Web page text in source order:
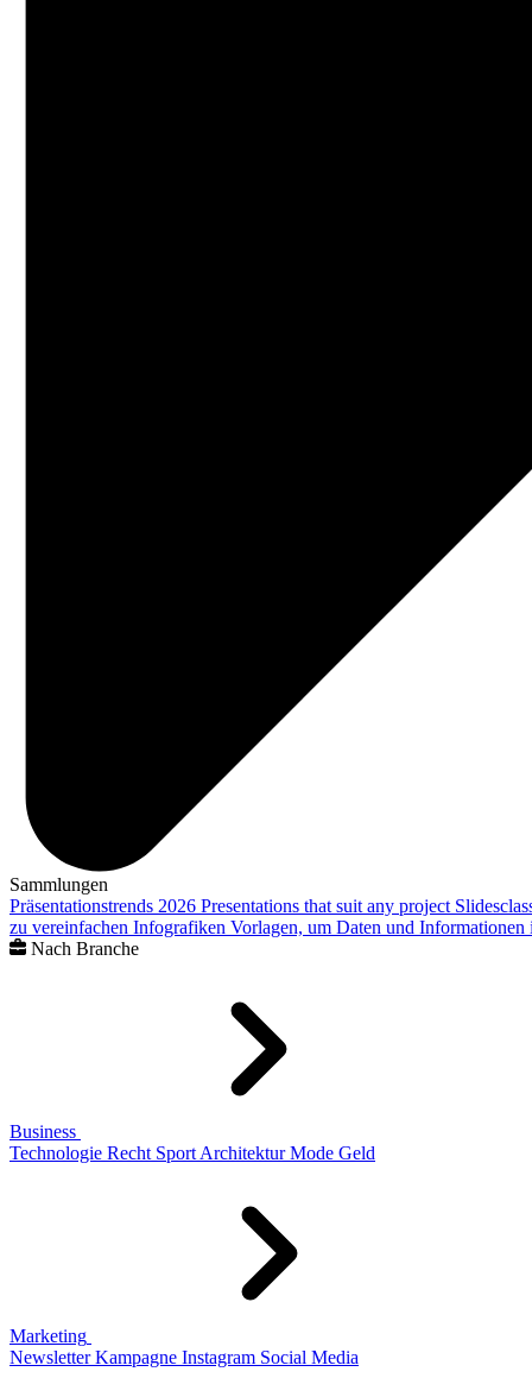
Sammlungen
Präsentationstrends 2026 Presentations that suit any project
zu vereinfachen Infografiken Vorlagen, um Daten und
Nach Branche
Business
Technologie Recht Sport Architektur Mode Geld
Marketing
Newsletter Kampagne Instagram Social Media